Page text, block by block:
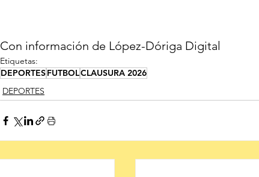
Con información de López-Dóriga Digital
Etiquetas:
DEPORTESFUTBOLCLAUSURA 2026
DEPORTES